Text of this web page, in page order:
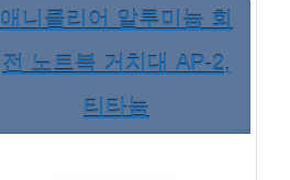
애니클리어 알루미늄 회
전 노트북 거치대 AP-2,
티타늄